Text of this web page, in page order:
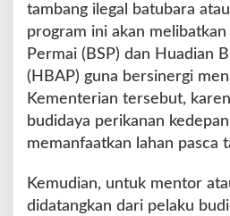
tambang ilegal batubara
program ini akan
Permai (BSP) dan Huadian
(HBAP) guna bersinergi
Kementerian tersebut,
budidaya perikanan
memanfaatkan lahan pasca
Kemudian, untuk mentor
didatangkan dari pelaku